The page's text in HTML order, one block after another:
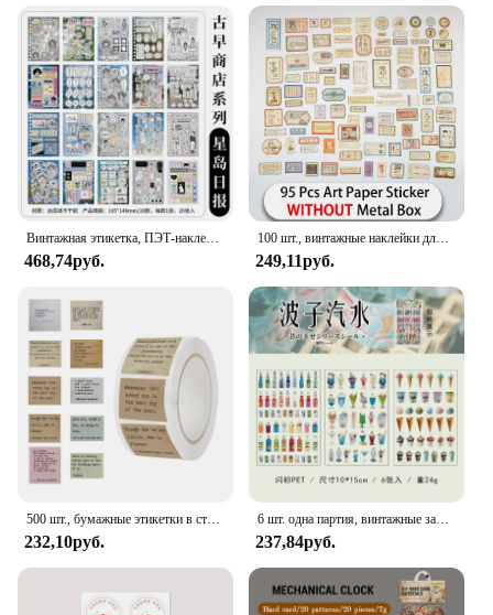
Винтажная этикетка, ПЭТ-наклейка с пейзажами, сделай сам, декоративные материалы для скрапбукинга, художественный коллаж, канцелярские принадлежности, эстетические наклейки
468,74руб.
100 шт., винтажные наклейки для фотографий
249,11руб.
500 шт., бумажные этикетки в стиле Библии
232,10руб.
6 шт. одна партия, винтажные закуски, фрукты, магазин, декоративные наклейки для скрапбукинга, кавайные наклейки для журнала, канцелярские принадлежности
237,84руб.